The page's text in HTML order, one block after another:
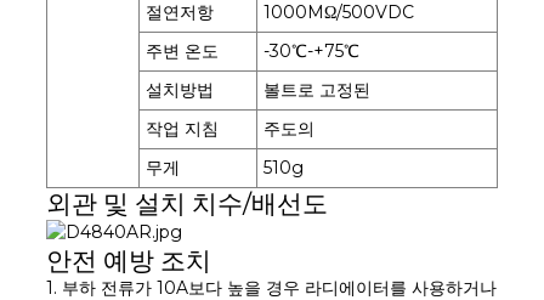
절연저항
1000MΩ/500VDC
주변 온도
-30℃-+75℃
설치방법
볼트로 고정된
작업 지침
주도의
무게
510g
외관 및 설치 치수/배선도
안전 예방 조치
1. 부하 전류가 10A보다 높을 경우 라디에이터를 사용하거나